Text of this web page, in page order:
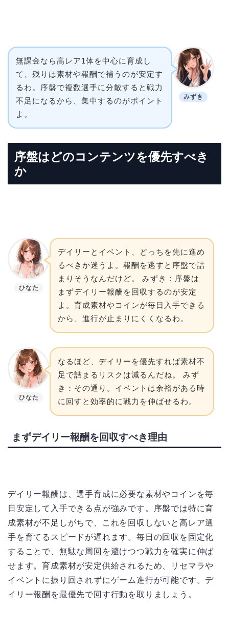
みずき
無課金なら高レア1体を中心に育成し
て、残りは素材や報酬で補うのが安定す
るわ。序盤で複数選手に分散すると戦力
不足になるから、集中するのがポイント
よ。
序盤はどのコンテンツを優先すべき
か
ひなた
デイリーとイベント、どっちを先に進め
るべきか迷うよ。報酬を逃すと序盤で詰
まりそうなんだけど。 みずき：序盤は
まずデイリー報酬を回収するのが安定
よ。育成素材やコインが毎日入手できる
から、進行が止まりにくくなるわ。
ひなた
なるほど、デイリーを優先すれば素材不
足で詰まるリスクは減るんだね。 みず
き：その通り。イベントは余裕がある時
に回すと効率的に戦力を伸ばせるわ。
まずデイリー報酬を回収すべき理由
デイリー報酬は、選手育成に必要な素材やコインを毎
日安定して入手できる点が強みです。序盤では特に育
成素材が不足しがちで、これを回収しないと高レア選
手を育てるスピードが遅れます。毎日の回収を固定化
することで、無駄な周回を避けつつ戦力を確実に伸ば
せます。育成素材が安定供給されるため、リセマラや
イベントに振り回されずにゲーム進行が可能です。デ
イリー報酬を最優先で回す行動を取りましょう。